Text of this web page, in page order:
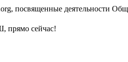
посвященные
прямо сейчас!